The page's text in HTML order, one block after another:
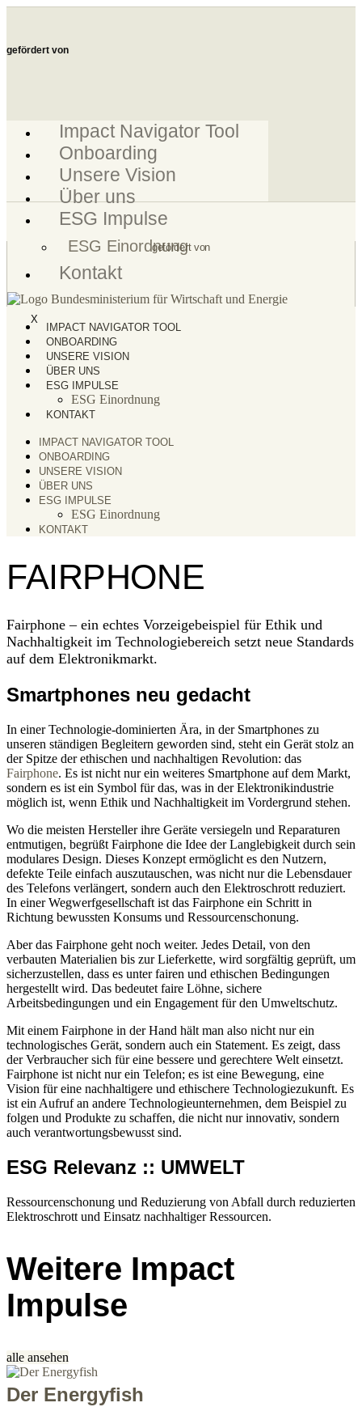
gefördert von
Impact Navigator Tool
Onboarding
Unsere Vision
Über uns
ESG Impulse
ESG Einordnung
Kontakt
X
gefördert von
IMPACT NAVIGATOR TOOL
ONBOARDING
UNSERE VISION
ÜBER UNS
ESG IMPULSE
ESG Einordnung
KONTAKT
IMPACT NAVIGATOR TOOL
ONBOARDING
UNSERE VISION
ÜBER UNS
ESG IMPULSE
ESG Einordnung
KONTAKT
FAIRPHONE
Fairphone – ein echtes Vorzeigebeispiel für Ethik und
Nachhaltigkeit im Technologiebereich setzt neue Standards
auf dem Elektronikmarkt.
Smartphones neu gedacht
In einer Technologie-dominierten Ära, in der Smartphones zu
unseren ständigen Begleitern geworden sind, steht ein Gerät stolz an
der Spitze der ethischen und nachhaltigen Revolution: das
Fairphone. Es ist nicht nur ein weiteres Smartphone auf dem Markt,
sondern es ist ein Symbol für das, was in der Elektronikindustrie
möglich ist, wenn Ethik und Nachhaltigkeit im Vordergrund stehen.
Wo die meisten Hersteller ihre Geräte versiegeln und Reparaturen
entmutigen, begrüßt Fairphone die Idee der Langlebigkeit durch sein
modulares Design. Dieses Konzept ermöglicht es den Nutzern,
defekte Teile einfach auszutauschen, was nicht nur die Lebensdauer
des Telefons verlängert, sondern auch den Elektroschrott reduziert.
In einer Wegwerfgesellschaft ist das Fairphone ein Schritt in
Richtung bewussten Konsums und Ressourcenschonung.
Aber das Fairphone geht noch weiter. Jedes Detail, von den
verbauten Materialien bis zur Lieferkette, wird sorgfältig geprüft, um
sicherzustellen, dass es unter fairen und ethischen Bedingungen
hergestellt wird. Das bedeutet faire Löhne, sichere
Arbeitsbedingungen und ein Engagement für den Umweltschutz.
Mit einem Fairphone in der Hand hält man also nicht nur ein
technologisches Gerät, sondern auch ein Statement. Es zeigt, dass
der Verbraucher sich für eine bessere und gerechtere Welt einsetzt.
Fairphone ist nicht nur ein Telefon; es ist eine Bewegung, eine
Vision für eine nachhaltigere und ethischere Technologiezukunft. Es
ist ein Aufruf an andere Technologieunternehmen, dem Beispiel zu
folgen und Produkte zu schaffen, die nicht nur innovativ, sondern
auch verantwortungsbewusst sind.
ESG Relevanz :: UMWELT
Ressourcenschonung und Reduzierung von Abfall durch reduzierten
Elektroschrott und Einsatz nachhaltiger Ressourcen.
Weitere Impact
Impulse
alle ansehen
Der Energyfish